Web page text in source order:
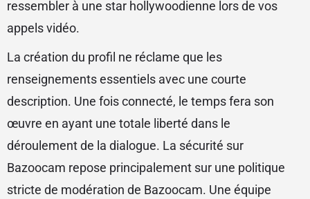
ressembler à une star hollywoodienne lors de vos
appels vidéo.
La création du profil ne réclame que les
renseignements essentiels avec une courte
description. Une fois connecté, le temps fera son
œuvre en ayant une totale liberté dans le
déroulement de la dialogue. La sécurité sur
Bazoocam repose principalement sur une politique
stricte de modération de Bazoocam. Une équipe